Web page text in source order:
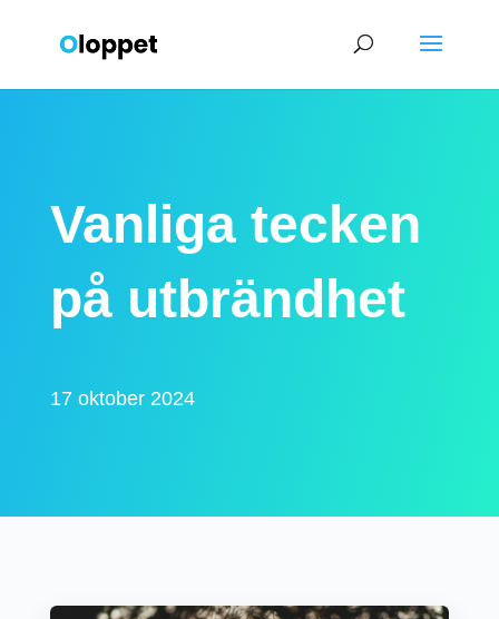
Vanliga tecken
på utbrändhet
17 oktober 2024